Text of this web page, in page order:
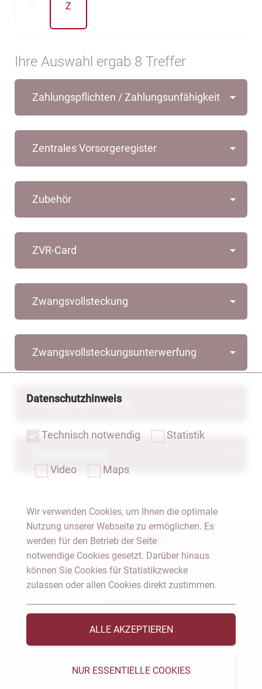
Z
Ihre Auswahl ergab 8 Treffer
Zahlungspflichten / Zahlungsunfähigkeit
Zentrales Vorsorgeregister
Zubehör
ZVR-Card
Zwangsvollsteckung
Zwangsvollsteckungsunterwerfung
Zwangsvollstreckung
Notar Dresden
Fachgebiete
Das Notariat
Vorträge & Veröffentlichungen
Videos & Podcast
Datenschutzhinweis
Technisch notwendig Statistik
Video Maps
Wir verwenden Cookies, um Ihnen die optimale
Nutzung unserer Webseite zu ermöglichen. Es
werden für den Betrieb der Seite
notwendige Cookies gesetzt. Darüber hinaus
können Sie Cookies für Statistikzwecke
zulassen oder allen Cookies direkt zustimmen.
ALLE AKZEPTIEREN
NUR ESSENTIELLE COOKIES